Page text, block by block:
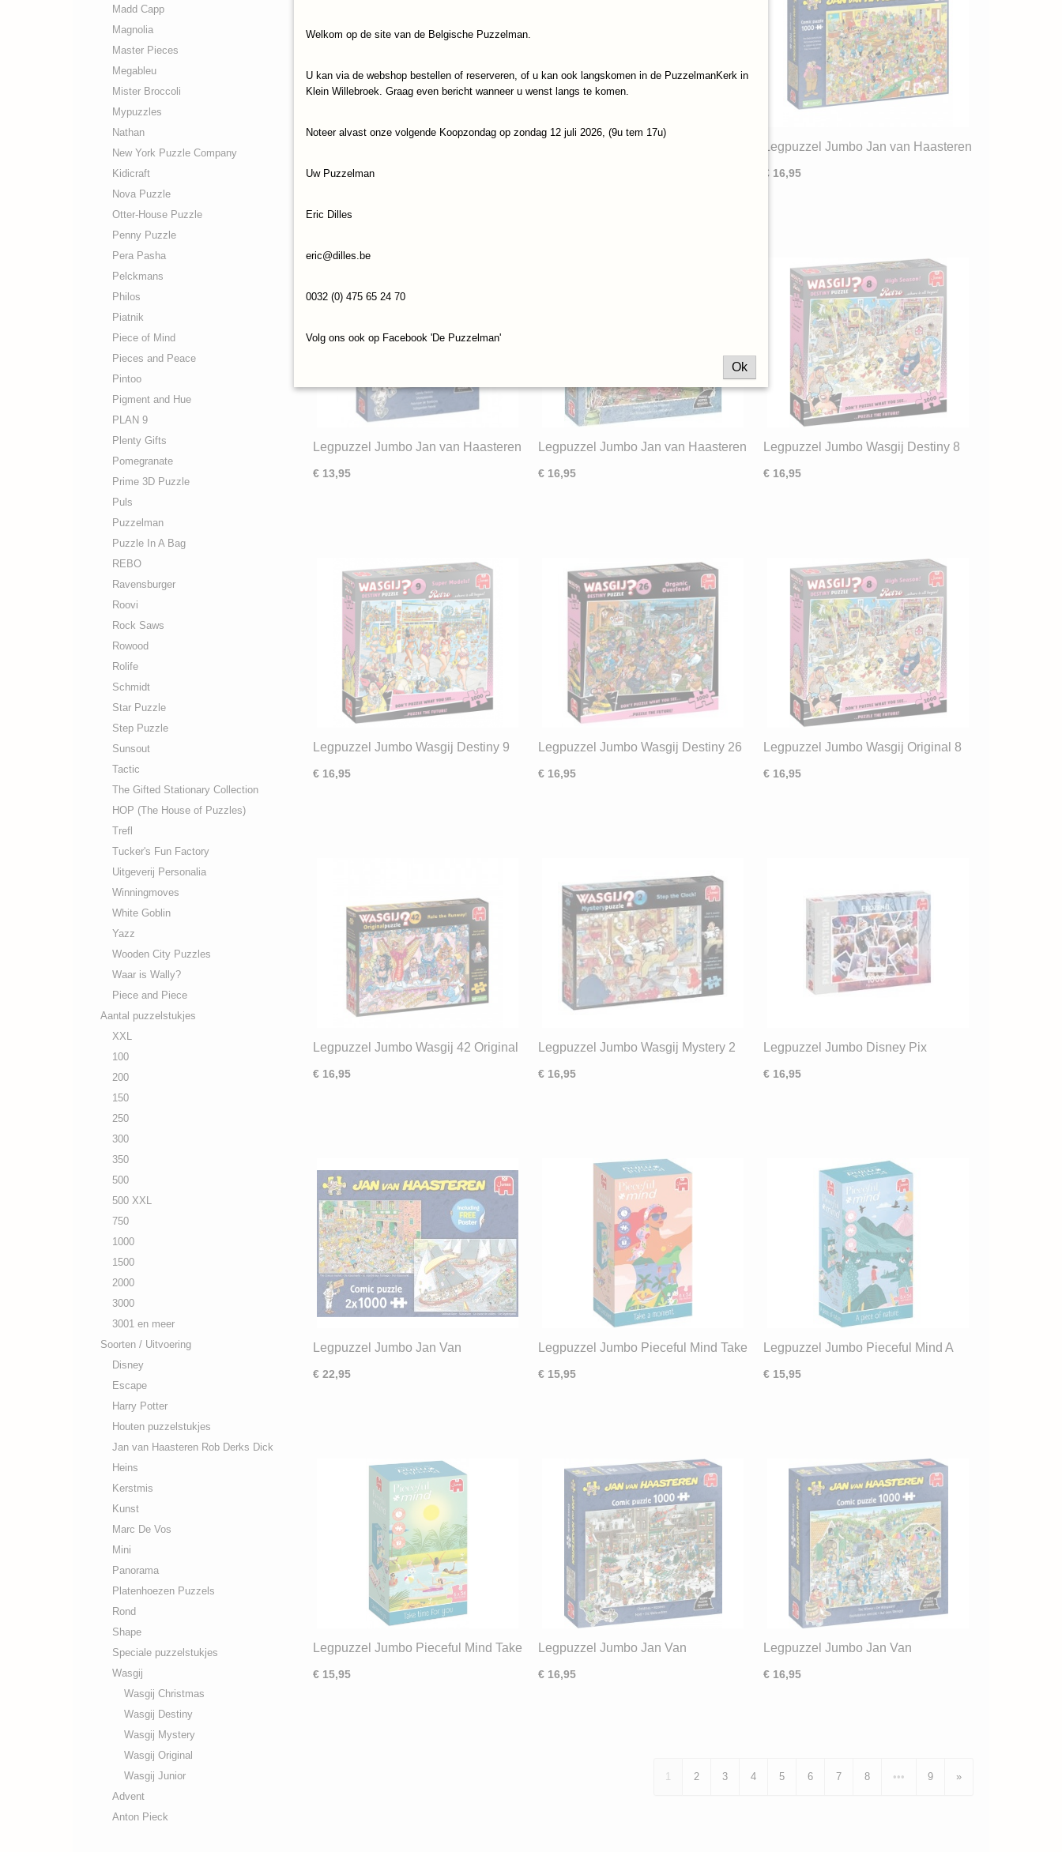
Madd Capp
Magnolia
Master Pieces
Megableu
Mister Broccoli
Mypuzzles
Nathan
New York Puzzle Company
Kidicraft
Nova Puzzle
Otter-House Puzzle
Penny Puzzle
Pera Pasha
Pelckmans
Philos
Piatnik
Piece of Mind
Pieces and Peace
Pintoo
Pigment and Hue
PLAN 9
Plenty Gifts
Pomegranate
Prime 3D Puzzle
Puls
Puzzelman
Puzzle In A Bag
REBO
Ravensburger
Roovi
Rock Saws
Rowood
Rolife
Schmidt
Star Puzzle
Step Puzzle
Sunsout
Tactic
The Gifted Stationary Collection
HOP (The House of Puzzles)
Trefl
Tucker's Fun Factory
Uitgeverij Personalia
Winningmoves
White Goblin
Yazz
Wooden City Puzzles
Waar is Wally?
Piece and Piece
Aantal puzzelstukjes
XXL
100
200
150
250
300
350
500
500 XXL
750
1000
1500
2000
3000
3001 en meer
Soorten / Uitvoering
Disney
Escape
Harry Potter
Houten puzzelstukjes
Jan van Haasteren Rob Derks Dick
Heins
Kerstmis
Kunst
Marc De Vos
Mini
Panorama
Platenhoezen Puzzels
Rond
Shape
Speciale puzzelstukjes
Wasgij
Wasgij Christmas
Wasgij Destiny
Wasgij Mystery
Wasgij Original
Wasgij Junior
Advent
Anton Pieck
€ 16,95
Legpuzzel Jumbo Jan van Haasteren
€ 16,95
Legpuzzel Jumbo Jan van Haasteren
€ 13,95
Legpuzzel Jumbo Jan van Haasteren
€ 16,95
Legpuzzel Jumbo Wasgij Destiny 8
€ 16,95
Legpuzzel Jumbo Wasgij Destiny 9
€ 16,95
Legpuzzel Jumbo Wasgij Destiny 26
€ 16,95
Legpuzzel Jumbo Wasgij Original 8
€ 16,95
Legpuzzel Jumbo Wasgij 42 Original
€ 16,95
Legpuzzel Jumbo Wasgij Mystery 2
€ 16,95
Legpuzzel Jumbo Disney Pix
€ 16,95
Legpuzzel Jumbo Jan Van
Skültjesilen (2x1000)
€ 22,95
Legpuzzel Jumbo Pieceful Mind Take
€ 15,95
Legpuzzel Jumbo Pieceful Mind A
€ 15,95
Legpuzzel Jumbo Pieceful Mind Take
€ 15,95
Legpuzzel Jumbo Jan Van
(1000) ND
€ 16,95
Legpuzzel Jumbo Jan Van
€ 16,95
1 2 3 4 5 6 7 8 ••• 9 »
Welkom op de site van de Belgische Puzzelman.
U kan via de webshop bestellen of reserveren, of u kan ook langskomen in de PuzzelmanKerk in
Klein Willebroek. Graag even bericht wanneer u wenst langs te komen.
Noteer alvast onze volgende Koopzondag op zondag 12 juli 2026, (9u tem 17u)
Uw Puzzelman
Eric Dilles
eric@dilles.be
0032 (0) 475 65 24 70
Volg ons ook op Facebook 'De Puzzelman'
Ok